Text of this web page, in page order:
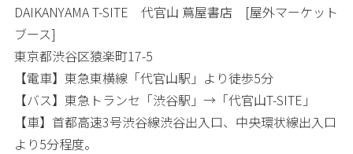
DAIKANYAMA T-SITE 代官山 蔦屋書店 [屋外マーケット
ブース]
東京都渋谷区猿楽町17-5
【電車】東急東横線「代官山駅」より徒歩5分
【バス】東急トランセ「渋谷駅」→「代官山T-SITE」
【車】首都高速3号渋谷線渋谷出入口、中央環状線出入口
より5分程度。